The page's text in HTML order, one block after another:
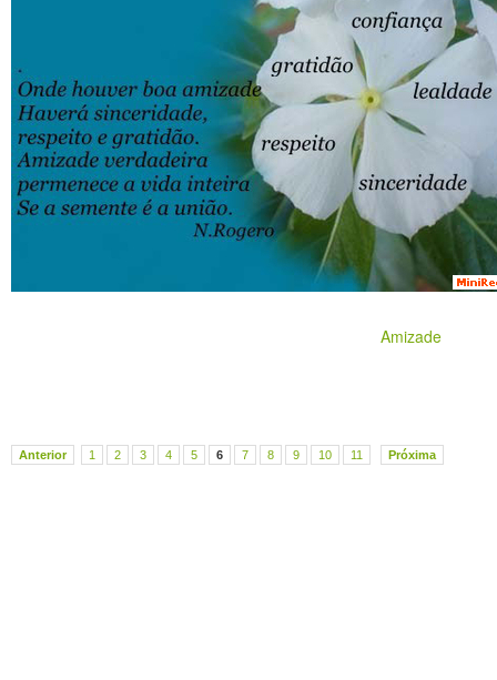
Amizade
Anterior 1 2 3 4 5 6 7 8 9 10 11 Próxima